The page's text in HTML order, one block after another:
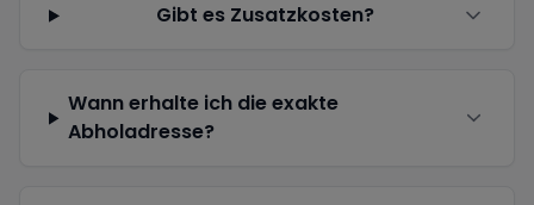
Gibt es Zusatzkosten?
Wann erhalte ich die exakte
Abholadresse?